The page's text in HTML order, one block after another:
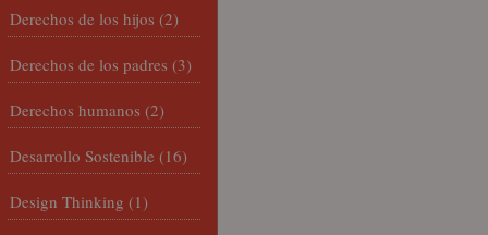
Derechos de los hijos (2)
Derechos de los padres (3)
Derechos humanos (2)
Desarrollo Sostenible (16)
Design Thinking (1)